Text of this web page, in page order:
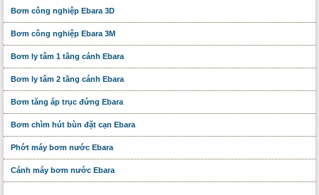
Bơm công nghiệp Ebara 3D
Bơm công nghiệp Ebara 3M
Bơm ly tâm 1 tầng cánh Ebara
Bơm ly tâm 2 tầng cánh Ebara
Bơm tăng áp trục đứng Ebara
Bơm chìm hút bùn đặt cạn Ebara
Phớt máy bơm nước Ebara
Cánh máy bơm nước Ebara